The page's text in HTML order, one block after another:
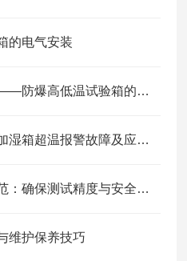
的电气安装
守护安全的温度试验卫士——防爆高低温试验箱的神奇作用
解析可程式高低温试验箱加湿箱超温报警故障及应对方法
高低温试验室精细管理规范：确保测试精度与安全的基石
维护保养技巧